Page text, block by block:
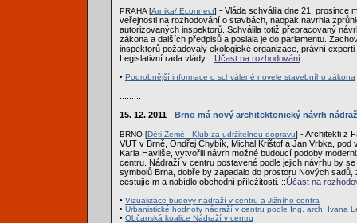
PRAHA [Arnika/ Econnect] - Vláda schválila dne 21. prosince
veřejnosti na rozhodování o stavbách, naopak navrhla
autorizovaných inspektorů. Schválila totiž přepracovaný
zákona a dalších předpisů a poslala je do parlamentu.
inspektorů požadovaly ekologické organizace, právní
Legislativní rada vlády. ::Účast na rozhodování::
• Podrobnější informace o schválené novele stavebního zákona
15. 12. 2011 - Brno má nový architektonický návrh
BRNO [Děti Země - Klub za udržitelnou dopravu] - Architekti z
VUT v Brně, Ondřej Chybík, Michal Krištof a Jan Vrbka, pod
Karla Havliše, vytvořili návrh možné budoucí podoby
centru. Nádraží v centru postavené podle jejich návrhu by
symbolů Brna, dobře by zapadalo do prostoru Nových sadů,
cestujícím a nabídlo obchodní příležitosti. ::Účast na
• Vizualizace budovy nádraží v centru a Jižního centra
• Urbanistické hodnoty nádraží v centru podle Ing. arch. Ivana
• Občanská koalice Nádraží v centru